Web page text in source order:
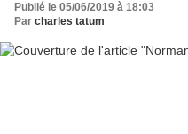
Publié le 05/06/2019 à 18:03
Par charles tatum